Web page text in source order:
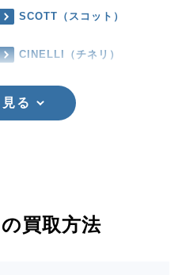
SCOTT（スコット）
CINELLI（チネリ）
る
買取方法